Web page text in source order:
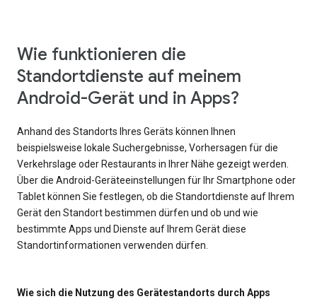
Wie funktionieren die
Standortdienste auf meinem
Android-Gerät und in Apps?
Anhand des Standorts Ihres Geräts können Ihnen
beispielsweise lokale Suchergebnisse, Vorhersagen für die
Verkehrslage oder Restaurants in Ihrer Nähe gezeigt werden.
Über die Android-Geräteeinstellungen für Ihr Smartphone oder
Tablet können Sie festlegen, ob die Standortdienste auf Ihrem
Gerät den Standort bestimmen dürfen und ob und wie
bestimmte Apps und Dienste auf Ihrem Gerät diese
Standortinformationen verwenden dürfen.
Wie sich die Nutzung des Gerätestandorts durch Apps